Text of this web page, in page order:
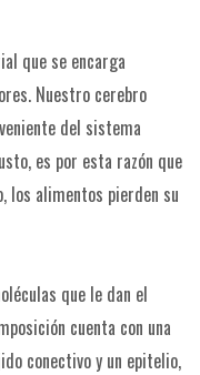
que se encarga
Nuestro cerebro
del sistema
es por esta razón que
los alimentos pierden su
que le dan el
cuenta con una
conectivo y un epitelio,